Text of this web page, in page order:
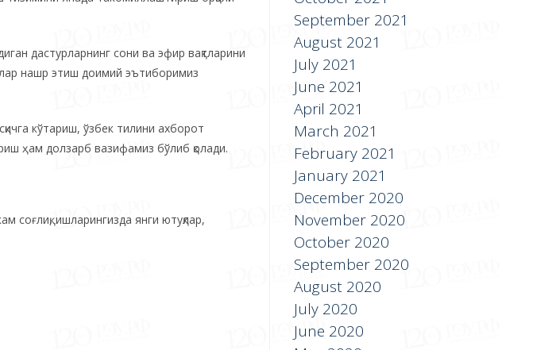
дастурларнинг сони ва эфир вақтларини
нашр этиш доимий эътиборимиз
кўтариш, ўзбек тилини ахборот
ҳам долзарб вазифамиз бўлиб қолади.
соғлиқ, ишларингизда янги ютуқлар,
September 2021
August 2021
July 2021
June 2021
April 2021
March 2021
February 2021
January 2021
December 2020
November 2020
October 2020
September 2020
August 2020
July 2020
June 2020